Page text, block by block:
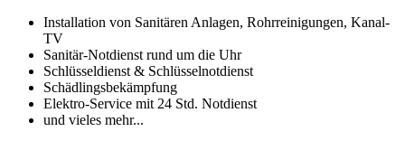
Installation von Sanitären Anlagen, Rohrreinigungen, Kanal-
TV
Sanitär-Notdienst rund um die Uhr
Schlüsseldienst & Schlüsselnotdienst
Schädlingsbekämpfung
Elektro-Service mit 24 Std. Notdienst
und vieles mehr...